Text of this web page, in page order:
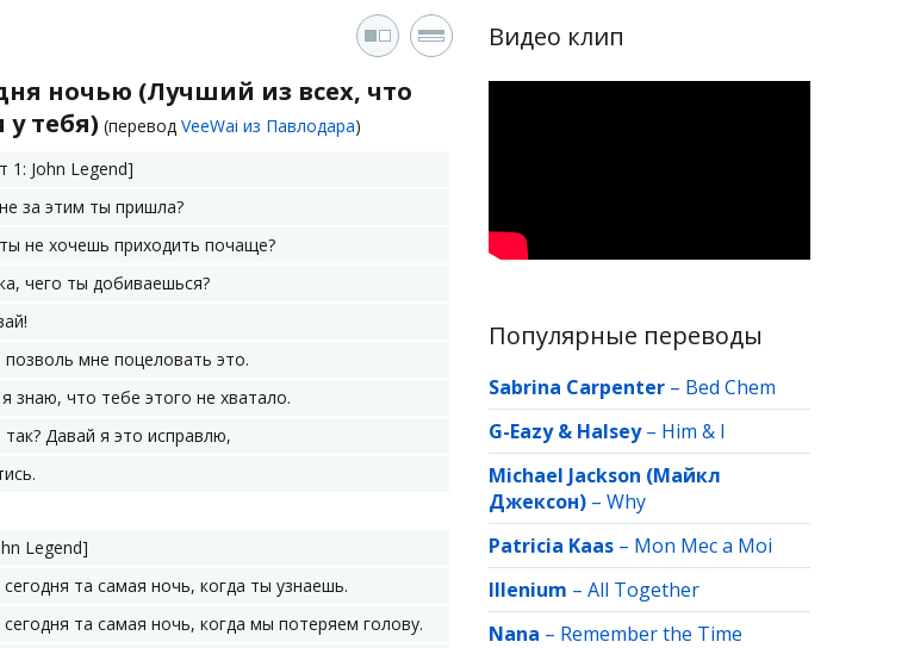
ночью (Лучший из всех, что
тебя) (перевод VeeWai из Павлодара)
1: John Legend]
за этим ты пришла?
не хочешь приходить почаще?
чего ты добиваешься?
мне поцеловать это.
знаю, что тебе этого не хватало.
Давай я это исправлю,
Legend]
та самая ночь, когда ты узнаешь.
та самая ночь, когда мы потеряем голову.
Видео клип
Популярные переводы
Sabrina Carpenter – Bed Chem
G-Eazy & Halsey– Him & I
Michael Jackson (Майкл
Джексон) – Why
Patricia Kaas – Mon Mec a Moi
Illenium – All Together
Nana – Remember the Time